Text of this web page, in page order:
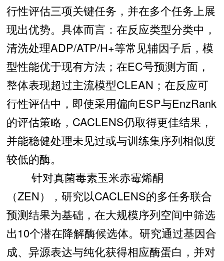
行性评估三项关键任务，并在多个任务上展
现出优势。具体而言：在反应类型分类中，
清洗处理ADP/ATP/H+等常见辅因子后，模
型性能优于现有方法；在EC号预测方面，
整体表现超过主流模型CLEAN；在反应可
行性评估中，即使采用偏向ESP与EnzRank
的评估策略，CACLENS仍取得更佳结果，
并能稳健处理未见过或与训练集序列相似度
较低的酶。
针对真菌毒素玉米赤霉烯酮
（ZEN），研究以CACLENS的多任务联合
预测结果为基础，在大规模序列空间中筛选
出10个潜在降解酶候选体。研究通过基因合
成、异源表达与纯化获得相应酶蛋白，并对